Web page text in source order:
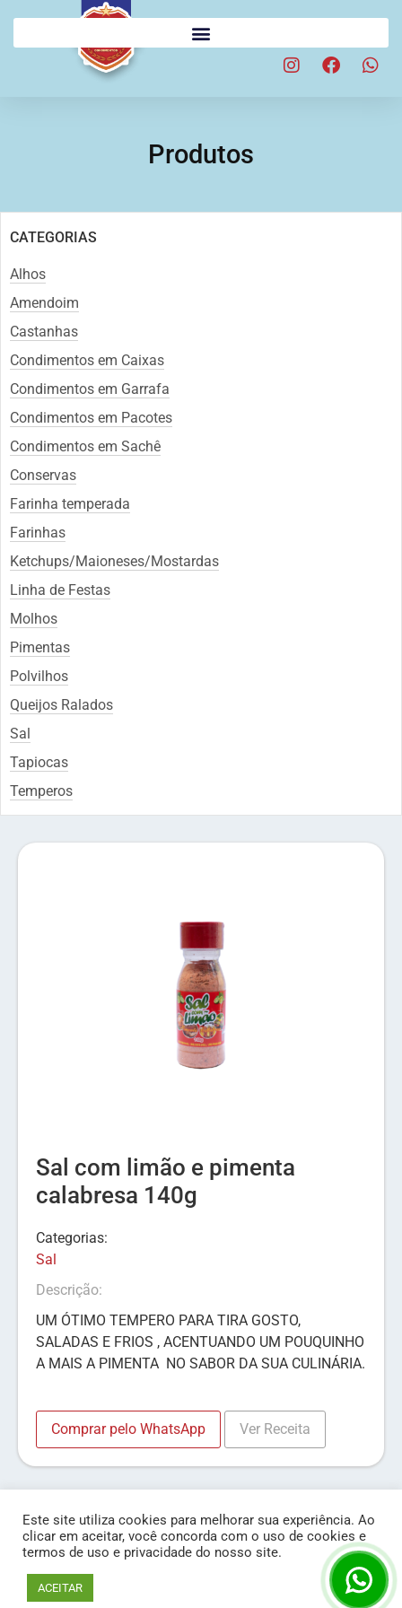
Produtos
CATEGORIAS
Alhos
Amendoim
Castanhas
Condimentos em Caixas
Condimentos em Garrafa
Condimentos em Pacotes
Condimentos em Sachê
Conservas
Farinha temperada
Farinhas
Ketchups/Maioneses/Mostardas
Linha de Festas
Molhos
Pimentas
Polvilhos
Queijos Ralados
Sal
Tapiocas
Temperos
Sal com limão e pimenta
calabresa 140g
Categorias:
Sal
Descrição:
UM ÓTIMO TEMPERO PARA TIRA GOSTO,
SALADAS E FRIOS , ACENTUANDO UM POUQUINHO
A MAIS A PIMENTA NO SABOR DA SUA CULINÁRIA.
Comprar pelo WhatsApp Ver Receita
© Líder Condimentos 2020 - Todos os Direitos Reservados
Este site utiliza cookies para melhorar sua experiência. Ao
clicar em aceitar, você concorda com o uso de cookies e
termos de uso e privacidade do nosso site.
ACEITAR